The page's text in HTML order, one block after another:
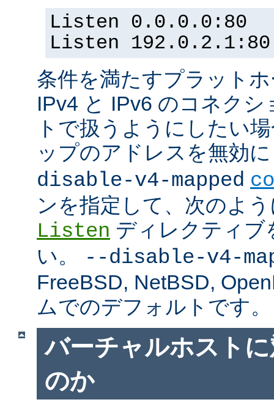
Listen 0.0.0.0:80
Listen 192.0.2.1:80
条件を満たすプラット
IPv4 と IPv6 のコネク
トで扱うようにしたい
ップのアドレスを無効
disable-v4-mapped
ンを指定して、次のよ
Listen ディレクティブ
い。
--disable-v4-
FreeBSD, NetBSD,
ムでのデフォルトです。
バーチャルホスト
のか